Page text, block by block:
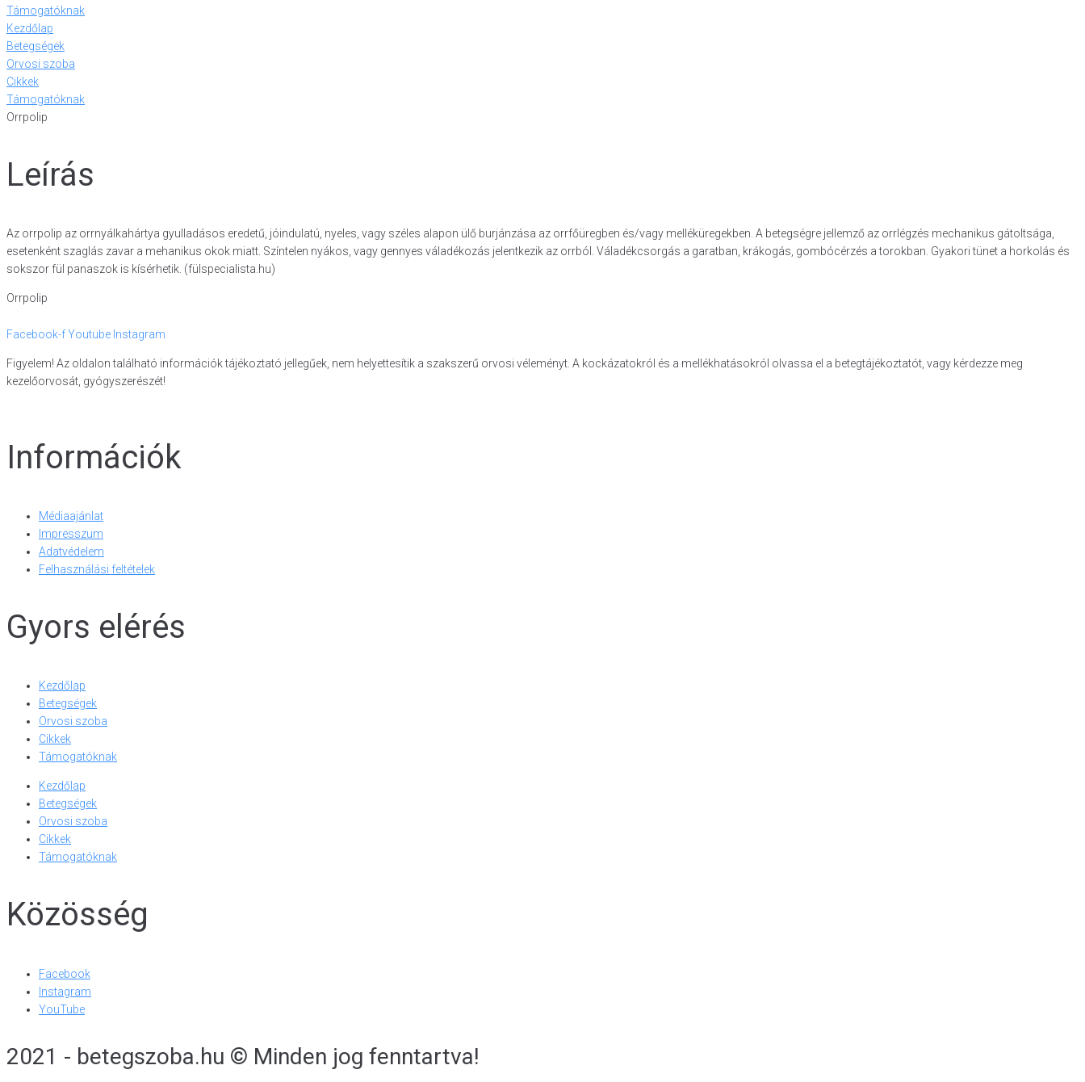
Támogatóknak
Kezdőlap
Betegségek
Orvosi szoba
Cikkek
Támogatóknak
Orrpolip
Leírás
Az orrpolip az orrnyálkahártya gyulladásos eredetű, jóindulatú, nyeles, vagy széles alapon ülő burjánzása az orrfőüregben és/vagy melléküregekben. A betegségre jellemző az orrlégzés mechanikus gátoltsága,
esetenként szaglás zavar a mehanikus okok miatt. Színtelen nyákos, vagy gennyes váladékozás jelentkezik az orrból. Váladékcsorgás a garatban, krákogás, gombócérzés a torokban. Gyakori tünet a horkolás és
sokszor fül panaszok is kísérhetik. (fülspecialista.hu)
Orrpolip
Facebook-fYoutube Instagram
Figyelem! Az oldalon található információk tájékoztató jellegűek, nem helyettesítik a szakszerű orvosi véleményt. A kockázatokról és a mellékhatásokról olvassa el a betegtájékoztatót, vagy kérdezze meg
kezelőorvosát, gyógyszerészét!
Információk
Médiaajánlat
Impresszum
Adatvédelem
Felhasználási feltételek
Gyors elérés
Kezdőlap
Betegségek
Orvosi szoba
Cikkek
Támogatóknak
Kezdőlap
Betegségek
Orvosi szoba
Cikkek
Támogatóknak
Közösség
Facebook
Instagram
YouTube
2021 - betegszoba.hu © Minden jog fenntartva!